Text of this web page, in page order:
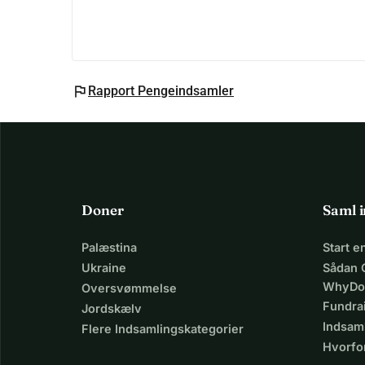
flag Rapport Pengeindsamler
Doner
Palæstina
Ukraine
Oversvømmelse
Jordskælv
Flere Indsamlingskategorier
Saml
Start
Sådan